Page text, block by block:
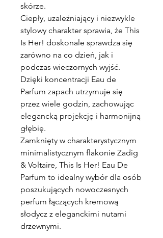
skórze.
Ciepły, uzależniający i niezwykle
stylowy charakter sprawia, że This
Is Her! doskonale sprawdza się
zarówno na co dzień, jak i
podczas wieczornych wyjść.
Dzięki koncentracji Eau de
Parfum zapach utrzymuje się
przez wiele godzin, zachowując
elegancką projekcję i harmonijną
głębię.
Zamknięty w charakterystycznym
minimalistycznym flakonie Zadig
& Voltaire, This Is Her! Eau De
Parfum to idealny wybór dla osób
poszukujących nowoczesnych
perfum łączących kremową
słodycz z eleganckimi nutami
drzewnymi.